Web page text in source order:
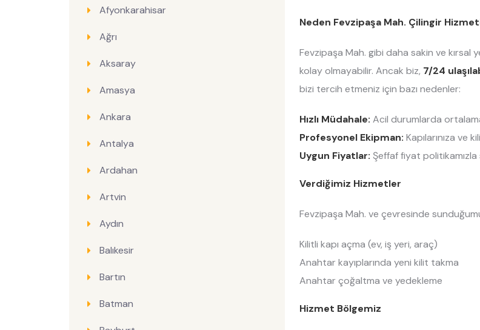
Afyonkarahisar
Ağrı
Aksaray
Amasya
Ankara
Antalya
Ardahan
Artvin
Aydın
Balıkesir
Bartın
Batman
Neden Fevzipaşa Mah. Çilingir
Fevzipaşa Mah. gibi daha sakin ve kırsal
kolay olmayabilir. Ancak biz, 7/24
bizi tercih etmeniz için bazı nedenler:
Hızlı Müdahale: Acil durumlarda
Profesyonel Ekipman: Kapılarınıza ve
Uygun Fiyatlar: Şeffaf fiyat
Verdiğimiz Hizmetler
Fevzipaşa Mah. ve çevresinde
Kilitli kapı açma (ev, iş yeri, araç)
Anahtar kayıplarında yeni kilit takma
Anahtar çoğaltma ve yedekleme
Hizmet Bölgemiz